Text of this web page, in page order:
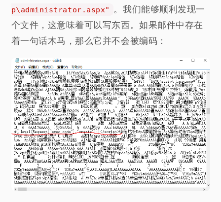
p\administrator.aspx"
。我们能够顺利发现一
个文件，这意味着可以写东西。如果邮件中存在
着一句话木马，那么它并不会被编码：